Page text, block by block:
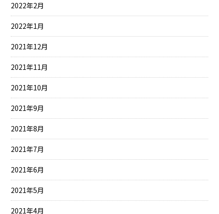
2022年2月
2022年1月
2021年12月
2021年11月
2021年10月
2021年9月
2021年8月
2021年7月
2021年6月
2021年5月
2021年4月